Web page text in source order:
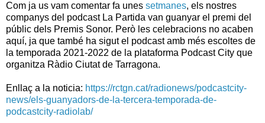
Com ja us vam comentar fa unes setmanes, els nostres
companys del podcast La Partida van guanyar el premi del
públic dels Premis Sonor. Però les celebracions no acaben
aquí, ja que també ha sigut el podcast amb més escoltes de
la temporada 2021-2022 de la plataforma Podcast City que
organitza Ràdio Ciutat de Tarragona.
Enllaç a la noticia: https://rctgn.cat/radionews/podcastcity-
news/els-guanyadors-de-la-tercera-temporada-de-
podcastcity-radiolab/